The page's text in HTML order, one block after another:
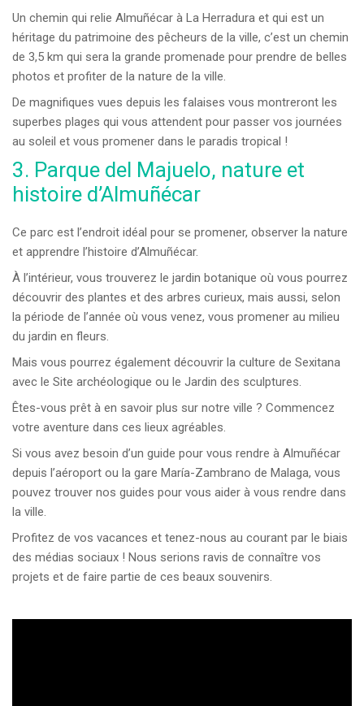
Un chemin qui relie Almuñécar à La Herradura et qui est un
héritage du patrimoine des pêcheurs de la ville, c’est un chemin
de 3,5 km qui sera la grande promenade pour prendre de belles
photos et profiter de la nature de la ville.
De magnifiques vues depuis les falaises vous montreront les
superbes plages qui vous attendent pour passer vos journées
au soleil et vous promener dans le paradis tropical !
3. Parque del Majuelo, nature et
histoire d’Almuñécar
Ce parc est l’endroit idéal pour se promener, observer la nature
et apprendre l’histoire d’Almuñécar.
À l’intérieur, vous trouverez le jardin botanique où vous pourrez
découvrir des plantes et des arbres curieux, mais aussi, selon
la période de l’année où vous venez, vous promener au milieu
du jardin en fleurs.
Mais vous pourrez également découvrir la culture de Sexitana
avec le Site archéologique ou le Jardin des sculptures.
Êtes-vous prêt à en savoir plus sur notre ville ? Commencez
votre aventure dans ces lieux agréables.
Si vous avez besoin d’un guide pour vous rendre à Almuñécar
depuis l’aéroport ou la gare María-Zambrano de Malaga, vous
pouvez trouver nos guides pour vous aider à vous rendre dans
la ville.
Profitez de vos vacances et tenez-nous au courant par le biais
des médias sociaux ! Nous serions ravis de connaître vos
projets et de faire partie de ces beaux souvenirs.